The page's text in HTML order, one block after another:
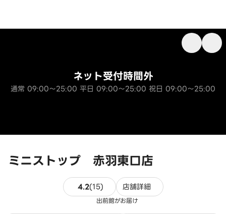
ミニストップ 赤羽東口店
ネット受付時間外
通常 09:00～25:00 平日 09:00～25:00 祝日 09:00～25:00
4.2(15)15件のレビュー
店舗詳細
出前館がお届け